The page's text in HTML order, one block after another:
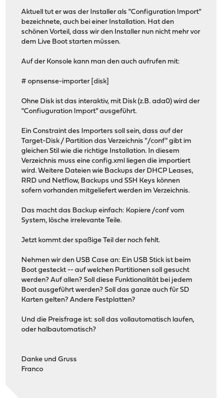
Aktuell tut er was der Installer als "Configuration Import"
bezeichnete, auch bei einer Installation. Hat den
schönen Vorteil, dass wir den Installer nun nicht mehr vor
dem Live Boot starten müssen.
Auf der Konsole kann man den auch aufrufen mit:
# opnsense-importer [disk]
Ohne Disk ist das interaktiv, mit Disk (z.B. ada0) wird der
"Confiuguration Import" ausgeführt.
Ein Constraint des Importers soll sein, dass auf der
Target-Disk / Partition das Verzeichnis "/conf" gibt im
gleichen Stil wie die richtige Installation. In diesem
Verzeichnis muss eine config.xml liegen die importiert
wird. Weitere Dateien wie Backups der DHCP Leases,
RRD und Netflow, Backups und SSH Keys können
sofern vorhanden mitgeliefert werden im Verzeichnis.
Das macht das Backup einfach: Kopiere /conf vom
System, lösche irrelevante Teile.
Jetzt kommt der spaßige Teil der noch fehlt.
Nehmen wir den USB Case an: Ein USB Stick ist beim
Boot gesteckt -- auf welchen Partitionen soll gesucht
werden? Auf allen? Soll diese Funktionalität bei jedem
Boot ausgeführt werden? Soll das ganze auch für SD
Karten gelten? Andere Festplatten?
Und die Preisfrage ist: soll das vollautomatisch laufen,
oder halbautomatisch?
Danke und Gruss
Franco